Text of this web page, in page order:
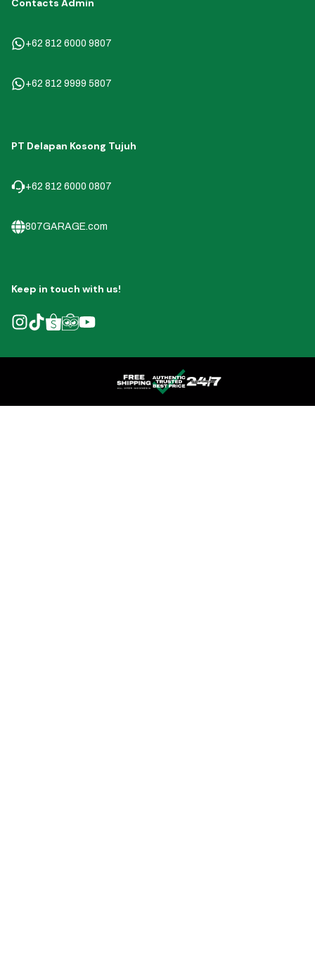
Contacts Admin
+62 812 6000 9807
+62 812 9999 5807
PT Delapan Kosong Tujuh
+62 812 6000 0807
807GARAGE.com
Keep in touch with us!